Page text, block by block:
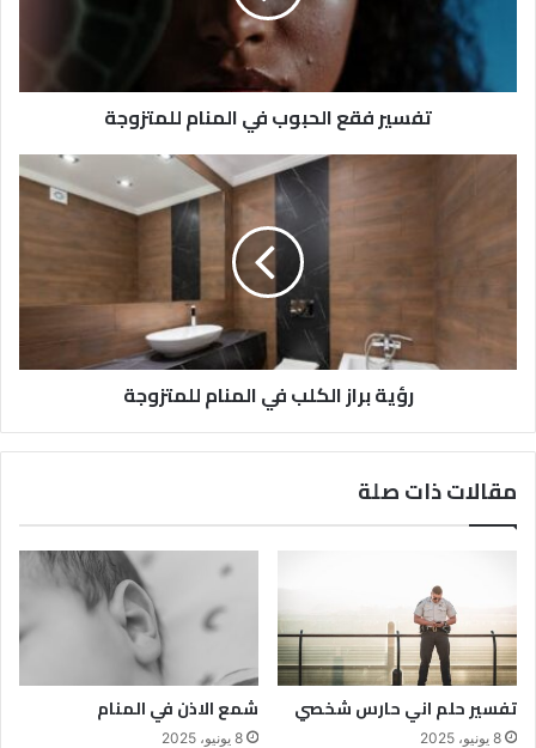
تفسير فقع الحبوب في المنام للمتزوجة
رؤية براز الكلب في المنام للمتزوجة
مقالات ذات صلة
تفسير حلم اني حارس شخصي
8 يونيو، 2025
شمع الاذن في المنام
8 يونيو، 2025